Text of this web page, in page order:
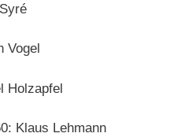
Vogel
Holzapfel
Klaus Lehmann